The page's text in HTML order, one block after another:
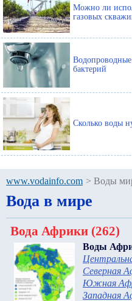
Можно ли
газовых
бактерий
Сколько воды
www.vodainfo.com > Воды
Вода в мире
Вода Африки (262)
Воды
Северная
Южная
Западная